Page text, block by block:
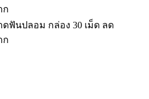
ก
ดฟันปลอม กล่อง 30 เม็ด ลด
ก